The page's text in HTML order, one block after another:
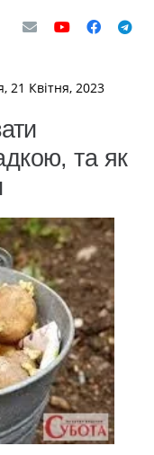
21 Квітня, 2023
та як